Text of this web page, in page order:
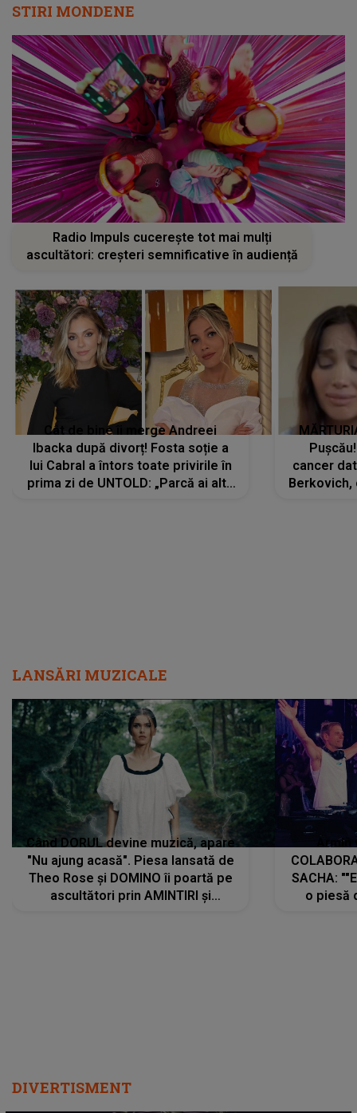
STIRI MONDENE
Radio Impuls cucerește tot mai mulți
ascultători: creșteri semnificative în audiență
Cât de bine îi merge Andreei
Ibacka după divorț! Fosta soție a
lui Cabral a întors toate privirile în
prima zi de UNTOLD: „Parcă ai altă
cancer
Berkovich,
LANSĂRI MUZICALE
Când DORUL devine muzică, apare
"Nu ajung acasă". Piesa lansată de
Theo Rose și DOMINO îi poartă pe
ascultători prin AMINTIRI și
SACHA:
o piesă
DIVERTISMENT